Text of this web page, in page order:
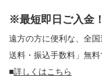
※最短即日ご入金
遠方の方に便利な、全
送料・振込手数料」無料
■詳しくはこちら